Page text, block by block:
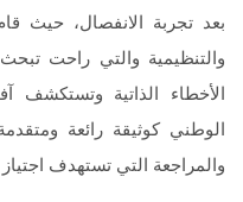
بعد تجربة الانفصال، حيث
والتنظيمية والتي راحت
الأخطاء الذاتية وتستكشف
الوطني كوثيقة رائعة
والمراجعة التي تستهدف